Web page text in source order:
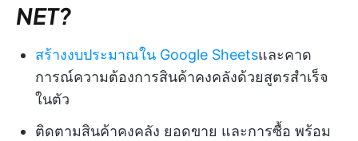
NET?
สร้างงบประมาณใน Google Sheetsและคาด
การณ์ความต้องการสินค้าคงคลังด้วยสูตรสำเร็จ
ในตัว
ติดตามสินค้าคงคลัง ยอดขาย และการซื้อ พร้อม